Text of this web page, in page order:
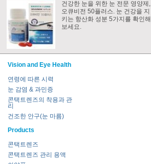
건강한 눈을 위한 눈 전문 영양제,
오큐비전 50플러스. 눈 건강을 지
키는 항산화 성분 5가지를 확인해
보세요.
Vision and Eye Health
연령에 따른 시력
눈 감염 & 과민증
콘택트렌즈의 착용과 관
리
건조한 안구(눈 마름)
Products
콘택트렌즈
콘택트렌즈 관리 용액